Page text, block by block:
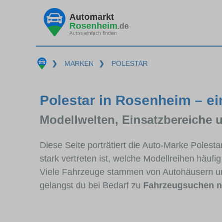
Automarkt
Rosenheim.de
Autos einfach finden
❯ MARKEN ❯ POLESTAR
Polestar in Rosenheim –
Modellwelten, Einsatzbereiche
Diese Seite porträtiert die Auto-Marke
stark vertreten ist, welche Modellreihen
Viele Fahrzeuge stammen von Autohäusern
gelangst du bei Bedarf zu Fahrzeugsuchen